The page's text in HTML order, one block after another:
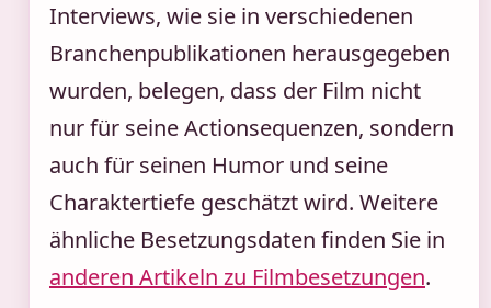
Interviews, wie sie in verschiedenen
Branchenpublikationen herausgegeben
wurden, belegen, dass der Film nicht
nur für seine Actionsequenzen, sondern
auch für seinen Humor und seine
Charaktertiefe geschätzt wird. Weitere
ähnliche Besetzungsdaten finden Sie in
anderen Artikeln zu Filmbesetzungen.